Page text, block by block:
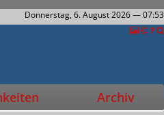
Donnerstag, 6. August 2026— 07:53
Archiv